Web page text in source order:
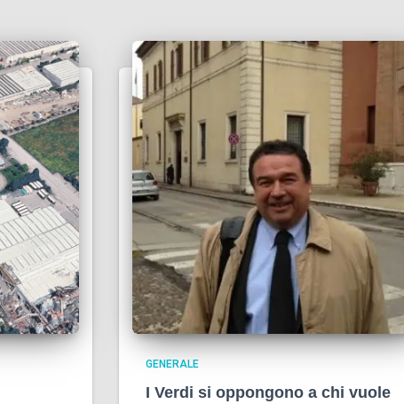
GENERALE
I Verdi si oppongono a chi vuole